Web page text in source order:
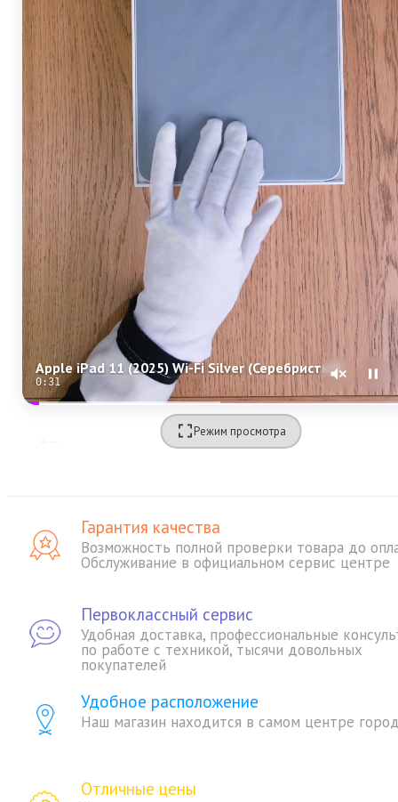
Apple iPad 11 (2025) Wi-Fi Silver (Серебристый)
0:30
Режим просмотра
Гарантия качества
Возможность полной проверки товара до
Обслуживание в официальном сервис центре
Первоклассный сервис
Удобная доставка, профессиональные
по работе с техникой, тысячи довольных
покупателей
Удобное расположение
Наш магазин находится в самом центре
Отличные цены